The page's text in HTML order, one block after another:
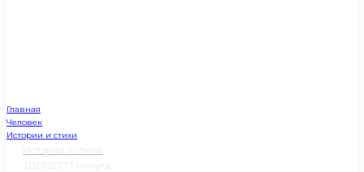
Главная
Человек
Истории и стихи
Истории и стихи
03.01.2017 1 минута